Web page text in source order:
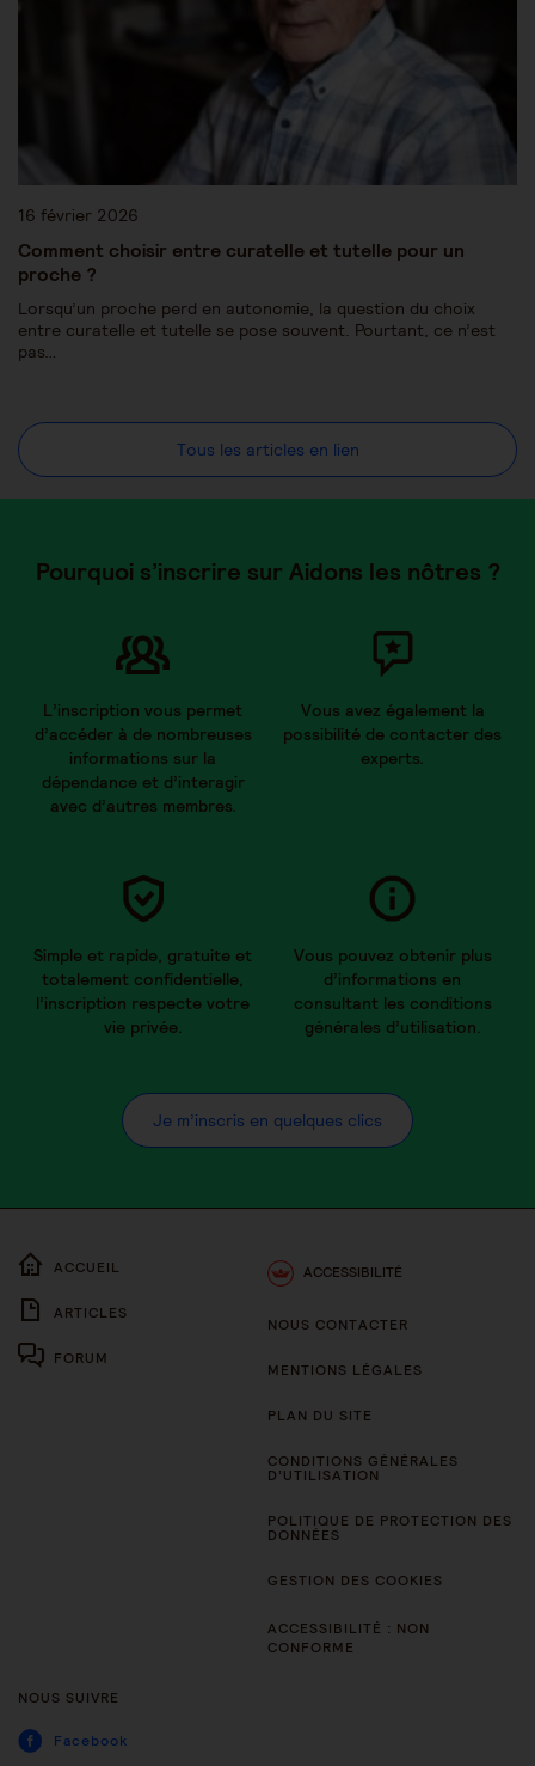
16 février 2026
Comment choisir entre curatelle et tutelle pour un
proche ?
Lorsqu’un proche perd en autonomie, la question du choix
entre curatelle et tutelle se pose souvent. Pourtant, ce n’est
pas…
Tous les articles en lien
Pourquoi s’inscrire sur Aidons les nôtres ?
L’inscription vous permet
d’accéder à de nombreuses
informations sur la
dépendance et d’interagir
avec d’autres membres.
Vous avez également la
possibilité de contacter des
experts.
Simple et rapide, gratuite et
totalement confidentielle,
l’inscription respecte votre
vie privée.
Vous pouvez obtenir plus
d’informations en
consultant les conditions
générales d’utilisation.
Je m’inscris en quelques clics
ACCUEIL
ARTICLES
FORUM
ACCESSIBILITÉ
NOUS CONTACTER
MENTIONS LÉGALES
PLAN DU SITE
CONDITIONS GÉNÉRALES
D’UTILISATION
POLITIQUE DE PROTECTION DES
DONNÉES
GESTION DES COOKIES
ACCESSIBILITÉ : NON
CONFORME
NOUS SUIVRE
Facebook